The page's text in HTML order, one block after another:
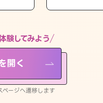
験してみよう
開く
ージへ遷移します